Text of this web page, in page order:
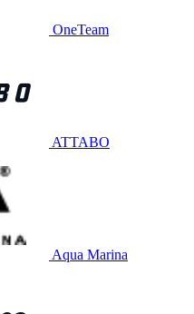
OneTeam
ATTABO
Aqua Marina